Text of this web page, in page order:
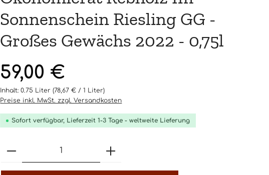
Sonnenschein Riesling GG -
Großes Gewächs 2022 - 0,75l
Regulärer Preis:
59,00 €
Inhalt:0.75 Liter(78,67 € / 1 Liter)
Preise inkl. MwSt. zzgl. Versandkosten
Sofort verfügbar, Lieferzeit 1-3 Tage - weltweite Lieferung
Produkt Anzahl: Gib den gewünschten